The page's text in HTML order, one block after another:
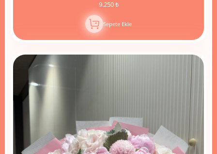
9.250 ₺
Sepete Ekle